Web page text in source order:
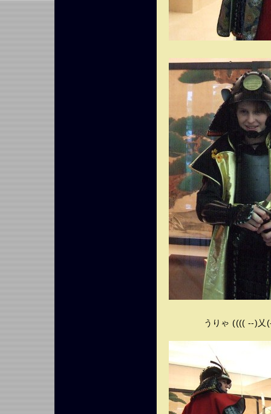
うりゃ (((( --)乂(--